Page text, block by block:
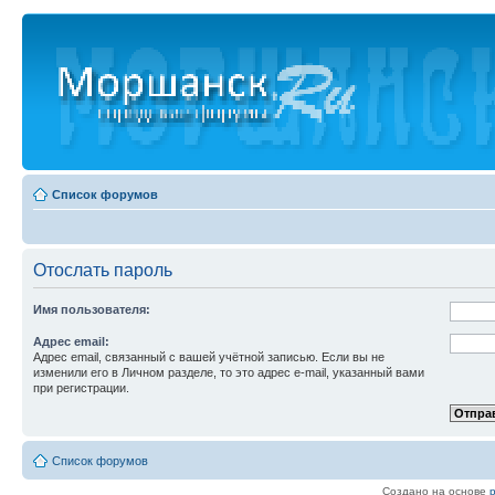
Список форумов
Отослать пароль
Имя пользователя:
Адрес email:
Адрес email, связанный с вашей учётной записью. Если вы не
изменили его в Личном разделе, то это адрес e-mail, указанный вами
при регистрации.
Список форумов
Создано на основе